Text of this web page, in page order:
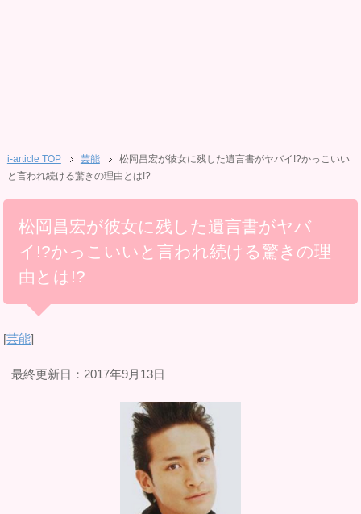
i-article TOP 芸能
松岡昌宏が彼女に残した遺言書がヤバイ!?かっこいい
と言われ続ける驚きの理由とは!?
松岡昌宏が彼女に残した遺言書がヤバ
イ!?かっこいいと言われ続ける驚きの理
由とは!?
[芸能]
最終更新日：2017年9月13日